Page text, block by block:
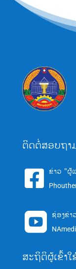
ຕິດຕໍ່ສອບຖາ
 ຂ່າວ "ຜູ້
 ຊ່ອງຂ່າ
ສະຖິຕິຜູ້ເຂົ້າໃ